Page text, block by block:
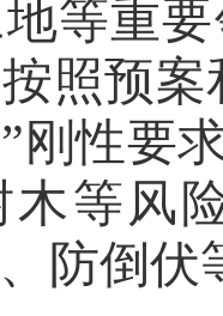
等重
照预
”刚性要
木等风
防倒